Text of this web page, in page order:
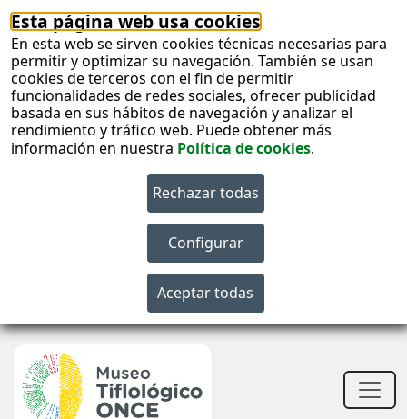
Esta página web usa cookies
En esta web se sirven cookies técnicas necesarias para
permitir y optimizar su navegación. También se usan
cookies de terceros con el fin de permitir
funcionalidades de redes sociales, ofrecer publicidad
basada en sus hábitos de navegación y analizar el
rendimiento y tráfico web. Puede obtener más
información en nuestra Política de cookies.